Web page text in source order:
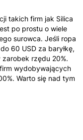
takich firm jak Silica
po prostu o wiele
surowca. Jeśli ropa
60 USD za baryłkę,
zarobek rzędu 20%.
wydobywających
Warto się nad tym